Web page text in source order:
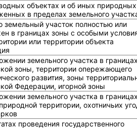
объектах и об иных природных
в пределах земельного
земельный участок полностью или
в границах зоны с особыми
или территории объекта
земельного участка в
зоны, территории опережающего
развития, зоны
Федерации, игорной зоны
земельного участка в
территории, охотничьих
проведения государственного